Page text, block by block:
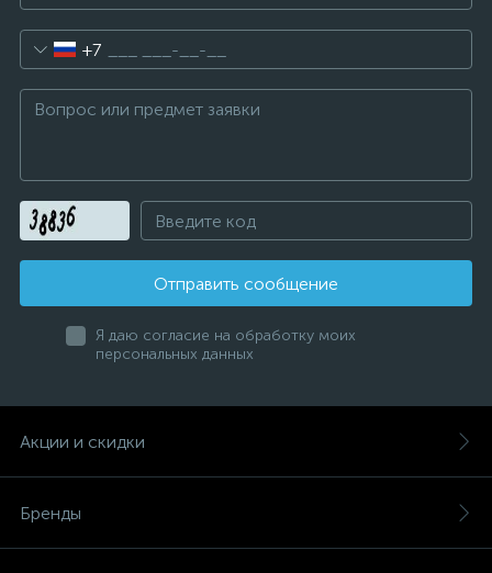
+7
Отправить сообщение
Я даю согласие на обработку моих
персональных данных
Акции и скидки
Бренды